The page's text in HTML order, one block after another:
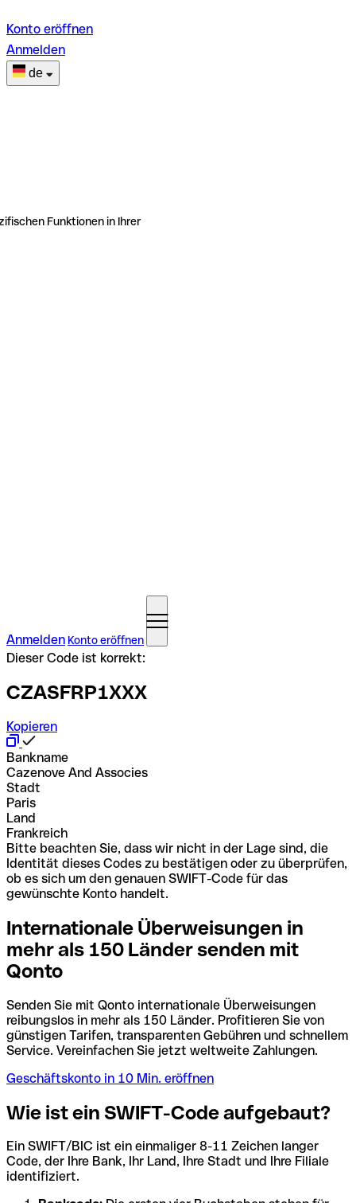
Konto eröffnen
Anmelden
de
Funktionen in Ihrer
Anmelden Konto eröffnen
Dieser Code ist korrekt:
CZASFRP1XXX
Kopieren
Bankname
Cazenove And Associes
Stadt
Paris
Land
Frankreich
Bitte beachten Sie, dass wir nicht in der Lage sind, die
Identität dieses Codes zu bestätigen oder zu überprüfen,
ob es sich um den genauen SWIFT-Code für das
gewünschte Konto handelt.
Internationale Überweisungen in
mehr als 150 Länder senden mit
Qonto
Senden Sie mit Qonto internationale Überweisungen
reibungslos in mehr als 150 Länder. Profitieren Sie von
günstigen Tarifen, transparenten Gebühren und schnellem
Service. Vereinfachen Sie jetzt weltweite Zahlungen.
Geschäftskonto in 10 Min. eröffnen
Wie ist ein SWIFT-Code aufgebaut?
Ein SWIFT/BIC ist ein einmaliger 8-11 Zeichen langer
Code, der Ihre Bank, Ihr Land, Ihre Stadt und Ihre Filiale
identifiziert.